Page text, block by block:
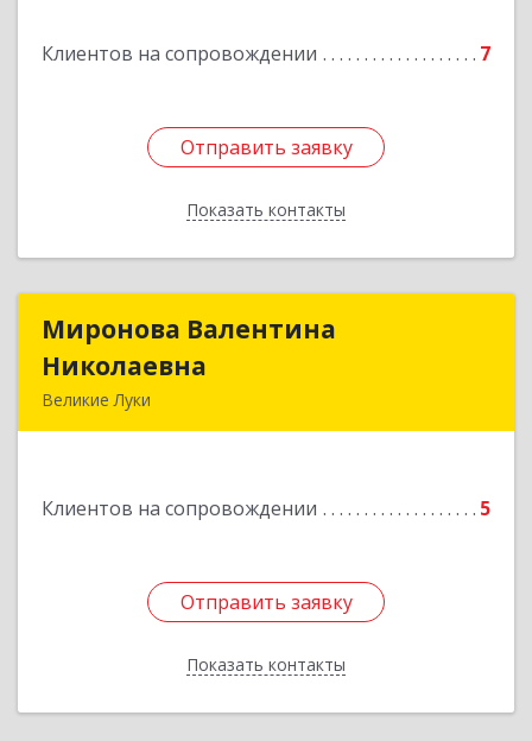
Клиентов на сопровождении 7
Отправить заявку
Показать контакты
Отправить заявку
Назад
Миронова Валентина
Николаевна
Великие Луки
Клиентов на сопровождении 5
Отправить заявку
Показать контакты
Миронова Валентина
Отправить заявку
Назад